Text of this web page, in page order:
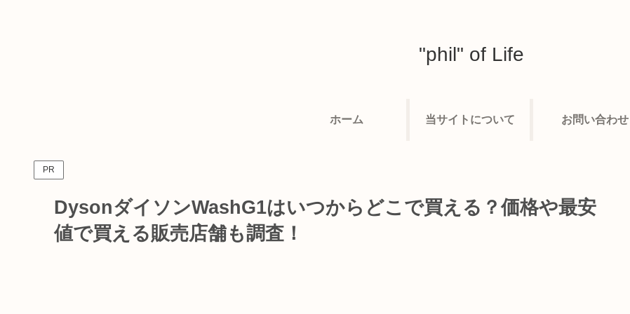
"phil" of Life
ホーム 当サイトについて お問い合わせ
PR
DysonダイソンWashG1はいつからどこで買える？価格や最安
値で買える販売店舗も調査！